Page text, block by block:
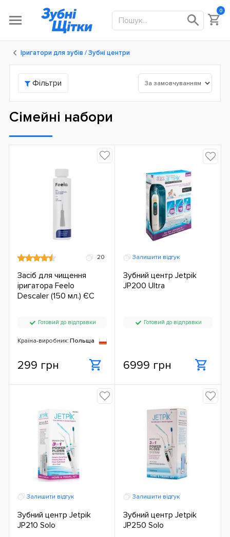
0
Іригатори для зубів / Зубні центри
Фільтри
Сімейні набори
20
Засіб для чищення
іригатора Feelo
Descaler (150 мл.) ЄС
Готовий до відправки
Країна-виробник: Польща
299 грн
Залишити відгук
Зубний центр Jetpik
JP200 Ultra
Готовий до відправки
6999 грн
Залишити відгук
Зубний центр Jetpik
JP210 Solo
Залишити відгук
Зубний центр Jetpik
JP250 Solo